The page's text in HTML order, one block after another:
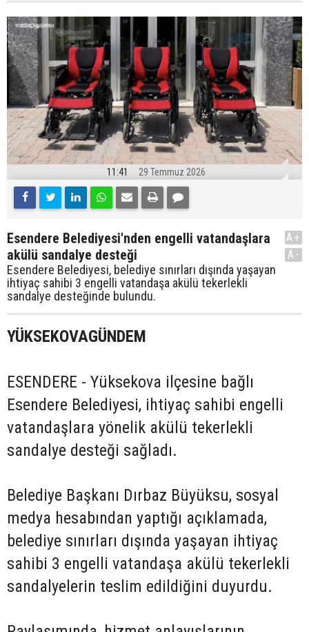
11:41 29 Temmuz 2026
Esendere Belediyesi'nden engelli vatandaşlara
akülü sandalye desteği
Esendere Belediyesi, belediye sınırları dışında yaşayan
ihtiyaç sahibi 3 engelli vatandaşa akülü tekerlekli
sandalye desteğinde bulundu.
A+
A-
YÜKSEKOVAGÜNDEM
ESENDERE - Yüksekova ilçesine bağlı
Esendere Belediyesi, ihtiyaç sahibi engelli
vatandaşlara yönelik akülü tekerlekli
sandalye desteği sağladı.
Belediye Başkanı Dırbaz Büyüksu, sosyal
medya hesabından yaptığı açıklamada,
belediye sınırları dışında yaşayan ihtiyaç
sahibi 3 engelli vatandaşa akülü tekerlekli
sandalyelerin teslim edildiğini duyurdu.